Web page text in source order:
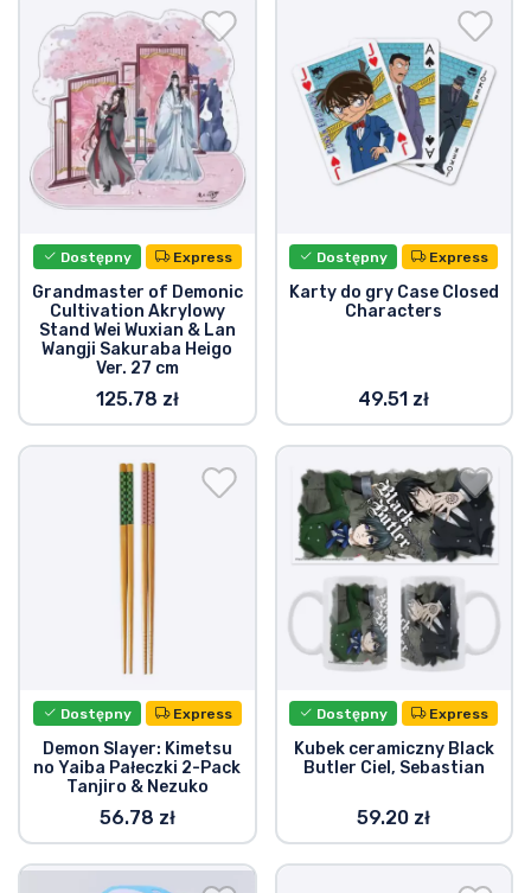
Dostępny Express
Grandmaster of Demonic
Cultivation Akrylowy
Stand Wei Wuxian & Lan
Wangji Sakuraba Heigo
Ver. 27 cm
125.78 zł
Dostępny Express
Karty do gry Case Closed
Characters
49.51 zł
Dostępny Express
Demon Slayer: Kimetsu
no Yaiba Pałeczki 2-Pack
Tanjiro & Nezuko
56.78 zł
Dostępny Express
Kubek ceramiczny Black
Butler Ciel, Sebastian
59.20 zł